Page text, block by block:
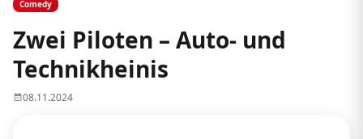
Comedy
Zwei Piloten – Auto- und
Technikheinis
08.11.2024